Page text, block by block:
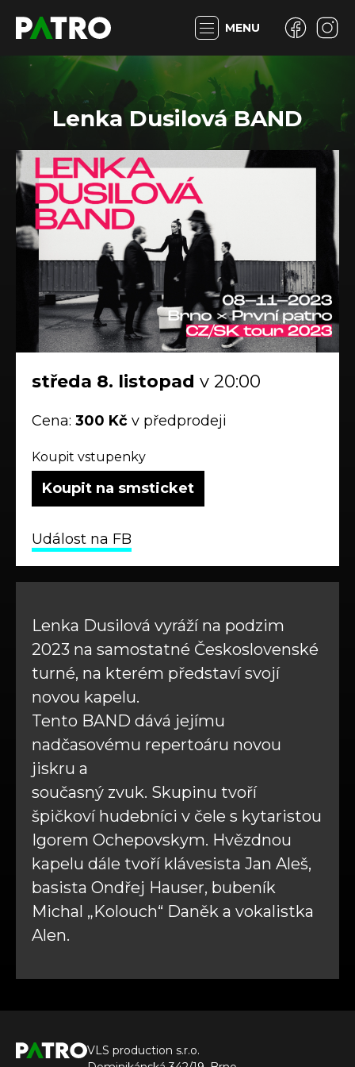
MENU
Lenka Dusilová BAND
středa 8. listopad v 20:00
Cena: 300 Kč v předprodeji
Koupit vstupenky
Koupit na smsticket
Událost na FB
Lenka Dusilová vyráží na podzim
2023 na samostatné Československé
turné, na kterém představí svojí
novou kapelu.
Tento BAND dává jejímu
nadčasovému repertoáru novou
jiskru a
současný zvuk. Skupinu tvoří
špičkoví hudebníci v čele s kytaristou
Igorem Ochepovskym. Hvězdnou
kapelu dále tvoří klávesista Jan Aleš,
basista Ondřej Hauser, bubeník
Michal „Kolouch“ Daněk a vokalistka
Alen.
VLS production s.r.o.